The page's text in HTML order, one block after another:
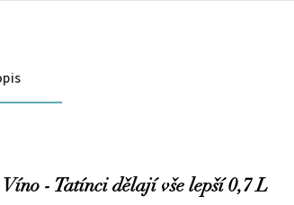
Víno - Tatínci dělají vše lepší 0,7 L